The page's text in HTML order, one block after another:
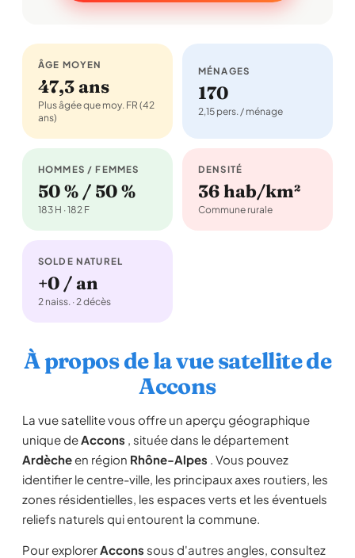
ÂGE MOYEN
47,3 ans
Plus âgée que moy. FR (42
ans)
MÉNAGES
170
2,15 pers. / ménage
HOMMES / FEMMES
50 % / 50 %
183 H · 182 F
DENSITÉ
36 hab/km²
Commune rurale
SOLDE NATUREL
+0 / an
2 naiss. · 2 décès
À propos de la vue satellite de
Accons
La vue satellite vous offre un aperçu géographique
unique deAccons , située dans le département
Ardècheen région Rhône-Alpes . Vous pouvez
identifier le centre-ville, les principaux axes routiers, les
zones résidentielles, les espaces verts et les éventuels
reliefs naturels qui entourent la commune.
Pour explorerAccons sous d'autres angles, consultez